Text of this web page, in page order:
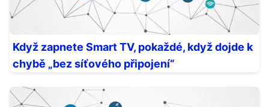
Když zapnete Smart TV, pokaždé, když dojde k
chybě „bez síťového připojení“